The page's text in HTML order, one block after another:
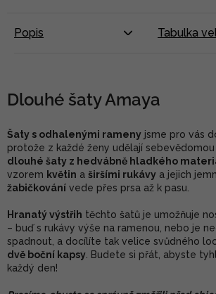
Popis Tabulka
Dlouhé šaty Amaya
Šaty s odhalenými rameny jsme pro vás
protože z každé ženy udělají sebevědomou
dlouhé šaty z hedvábně hladkého
vzorem květin a širšími rukávy a jejich
žabičkování vede přes prsa až k pasu.
Hranatý výstřih těchto šatů je umožňuje
– buď s rukávy výše na ramenou, nebo je
spadnout, a docílíte tak velice svůdného
dvě boční kapsy . Budete si přát, abyste
každý den!